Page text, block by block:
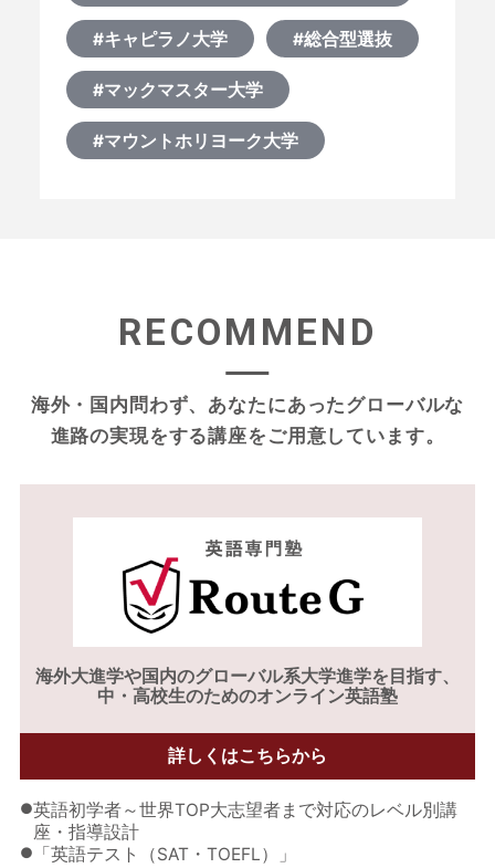
#キャピラノ大学 #総合型選抜
#マックマスター大学
#マウントホリヨーク大学
RECOMMEND
海外・国内問わず、あなたにあったグローバルな
進路の実現をする講座をご用意しています。
海外大進学や国内のグローバル系大学進学を目指す、
中・高校生のためのオンライン英語塾
詳しくはこちらから
●英語初学者～世界TOP大志望者まで対応のレベル別講
座・指導設計
● 「英語テスト（SAT・TOEFL）」